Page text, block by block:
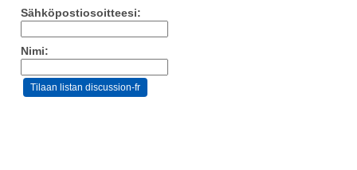
Sähköpostiosoitteesi:
Nimi: